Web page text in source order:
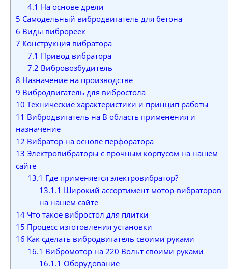
4.1 На основе дрели
5 Самодельный вибродвигатель для бетона
6 Виды виброреек
7 Конструкция вибратора
7.1 Привод вибратора
7.2 Вибровозбудитель
8 Назначение на производстве
9 Вибродвигатель для вибростола
10 Технические характеристики и принцип работы
11 Вибродвигатель на В область применения и
назначение
12 Вибратор на основе перфоратора
13 Электровибраторы с прочным корпусом на нашем
сайте
13.1 Где применяется электровибратор?
13.1.1 Широкий ассортимент мотор-вибраторов
на нашем сайте
14 Что такое вибростол для плитки
15 Процесс изготовления установки
16 Как сделать вибродвигатель своими руками
16.1 Вибромотор на 220 Вольт своими руками
16.1.1 Оборудование